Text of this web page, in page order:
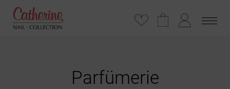
Parfümerie